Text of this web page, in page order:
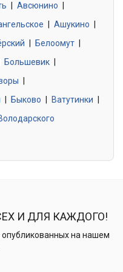
Авсюнино
Ашукино
Белоомут
Большевик
Быково Ватутинки
И ДЛЯ КАЖДОГО!
опубликованных на нашем